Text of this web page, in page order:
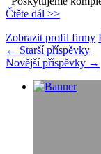
Čtěte dál >>
Zobrazit profil firmy
← Starší příspěvky
Novější příspěvky →